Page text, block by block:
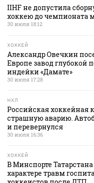
IIHF не допустила
хоккею до чемпионата
30 июля 18:12
ХОККЕЙ
Александр Овечкин
Европе завод глубокой
индейки «Дамате»
30 июля 17:28
НХЛ
Российская хоккейная
страшную аварию.
и перевернулся
30 июля 16:36
ХОККЕЙ
В Минспорте
характере травм